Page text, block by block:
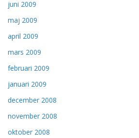
juni 2009
maj 2009
april 2009
mars 2009
februari 2009
januari 2009
december 2008
november 2008
oktober 2008